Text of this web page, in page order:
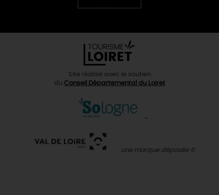
Chinese
Site réalisé avec le soutien
du Conseil Départemental du Loiret
une marque déposée ©